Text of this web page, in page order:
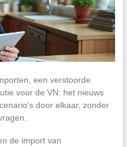
een verstoorde
voor de VN: het nieuws
door elkaar, zonder
de import van